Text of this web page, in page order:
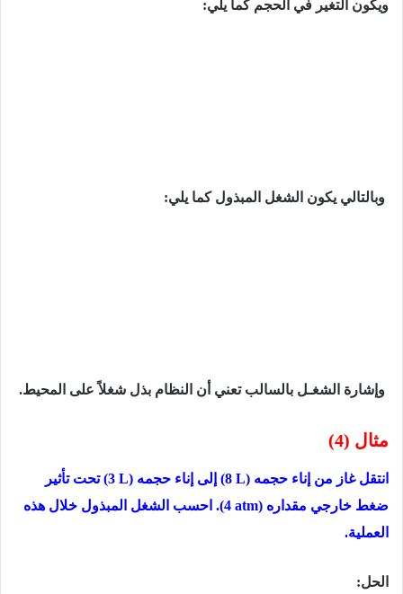
ویكون التغیر في الحجم كما يلي:
وبالتالي یكون الشغل المبذول كما يلي:
وإشارة الشغـل بالسالب تعني أن النظام بذل شغلاً على المحیط.
مثال (4)
انتقل غاز من إناء حجمه (8 L) إلى إناء حجمه (3 L)تحت تأثير
ضغط خارجي مقداره (4 atm). احسب الشغل المبذول خلال ھذه
العملیة.
الحل: